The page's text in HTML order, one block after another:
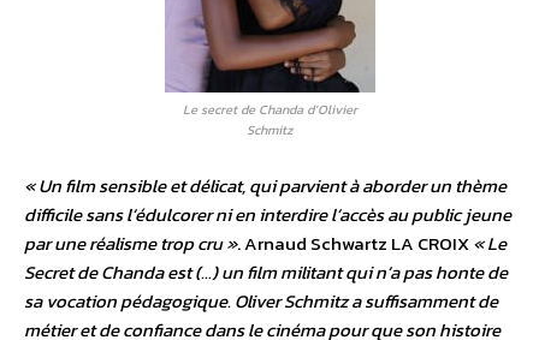
Le secret de Chanda d’Olivier
Schmitz
« Un film sensible et délicat, qui parvient à aborder un thème
difficile sans l’édulcorer ni en interdire l’accès au public jeune
par une réalisme trop cru ». Arnaud Schwartz LA CROIX« Le
Secret de Chanda est (…) un film militant qui n’a pas honte de
sa vocation pédagogique. Oliver Schmitz a suffisamment de
métier et de confiance dans le cinéma pour que son histoire